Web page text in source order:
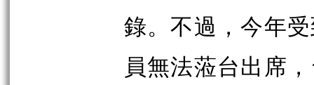
錄。不過，今年
員無法蒞台出席